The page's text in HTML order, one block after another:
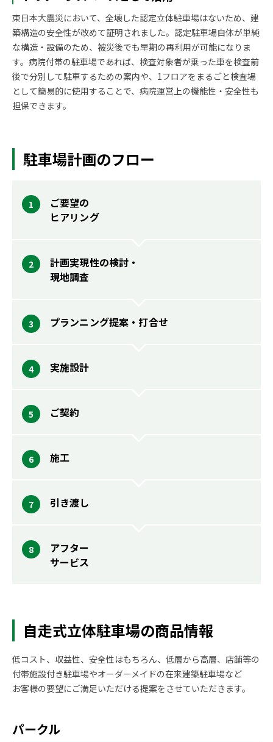
東日本大震災において、全壊した認定立体駐車場はないため、建
築構造の安全性が改めて証明されました。認定駐車場自体が単純
な構造・設備のため、被災後でも早期の再利用が可能になりま
す。病院付帯の駐車場であれば、検査対象者が乗った車を検査前
後で分別して駐車するための案内や、1フロアをまるごと検査場
として簡易的に使用することで、病院運営上の機能性・安全性も
担保できます。
駐車場計画のフロー
ご要望の
ヒアリング
計画実現性の検討・
現地調査
プランニング提案・打合せ
実施設計
ご契約
施工
引き渡し
アフター
サービス
自走式立体駐車場の商品情報
低コスト、収益性、安全性はもちろん、低層から高層、店舗等の
付帯施設付き駐車場やオーダーメイドの在来建築駐車場など
お客様の要望にご満足いただける提案をさせていただきます。
パークル